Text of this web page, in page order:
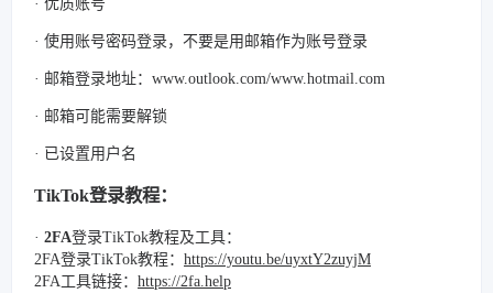
· 优质账号
· 使用账号密码登录，不要是用邮箱作为账号登录
· 邮箱登录地址：www.outlook.com/www.hotmail.com
· 邮箱可能需要解锁
· 已设置用户名
TikTok登录教程：
· 2FA登录TikTok教程及工具：
2FA登录TikTok教程： https://youtu.be/uyxtY2zuyjM
2FA工具链接： https://2fa.help